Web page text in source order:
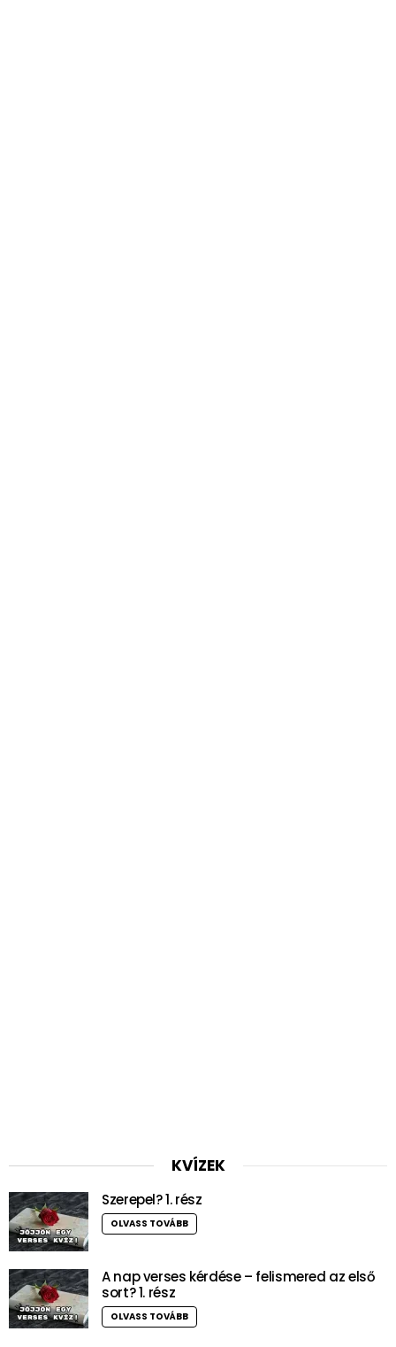
KVÍZEK
Szerepel? 1. rész
OLVASS TOVÁBB
A nap verses kérdése – felismered az első
sort? 1. rész
OLVASS TOVÁBB